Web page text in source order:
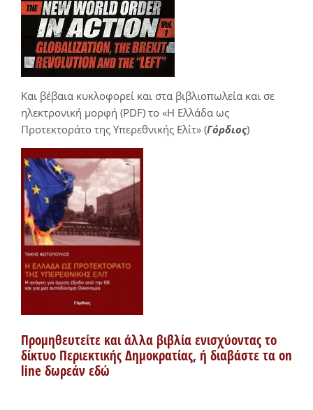
Και βέβαια κυκλοφορεί και στα βιβλιοπωλεία και σε
ηλεκτρονική μορφή (PDF) το «Η Ελλάδα ως
Προτεκτοράτο της Υπερεθνικής Ελίτ» (Γόρδιος)
Προμηθευτείτε και άλλα βιβλία ενισχύοντας το
δίκτυο Περιεκτικής Δημοκρατίας, ή διαβάστε τα on
line δωρεάν εδώ